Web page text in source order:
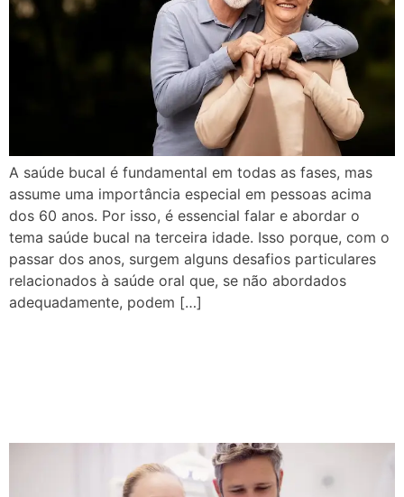
A saúde bucal é fundamental em todas as fases, mas
assume uma importância especial em pessoas acima
dos 60 anos. Por isso, é essencial falar e abordar o
tema saúde bucal na terceira idade. Isso porque, com o
passar dos anos, surgem alguns desafios particulares
relacionados à saúde oral que, se não abordados
adequadamente, podem […]